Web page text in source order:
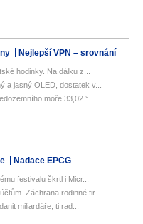
Nejlepší VPN – srovnání
hodinky. Na dálku z...
a jasný OLED, dostatek v...
moře 33,02 °...
Nadace EPCG
festivalu škrtl i Micr...
Záchrana rodinné fir...
miliardáře, ti rad...